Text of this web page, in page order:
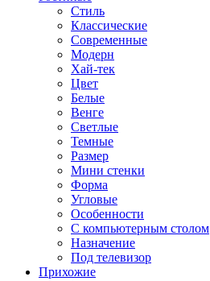
Стиль
Классические
Современные
Модерн
Хай-тек
Цвет
Белые
Венге
Светлые
Темные
Размер
Мини стенки
Форма
Угловые
Особенности
С компьютерным столом
Назначение
Под телевизор
Прихожие